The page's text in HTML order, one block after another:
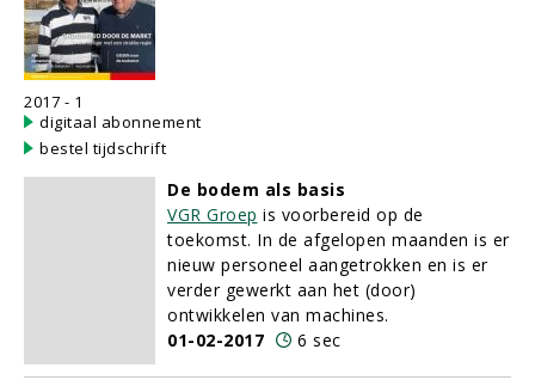
2017 - 1
digitaal abonnement
bestel tijdschrift
De bodem als basis
VGR Groep is voorbereid op de
toekomst. In de afgelopen maanden is er
nieuw personeel aangetrokken en is er
verder gewerkt aan het (door)
ontwikkelen van machines.
01-02-2017
6 sec